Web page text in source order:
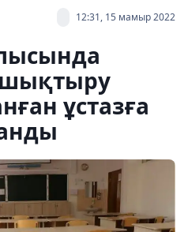
12:31, 15 мамыр 2022
ұстазға